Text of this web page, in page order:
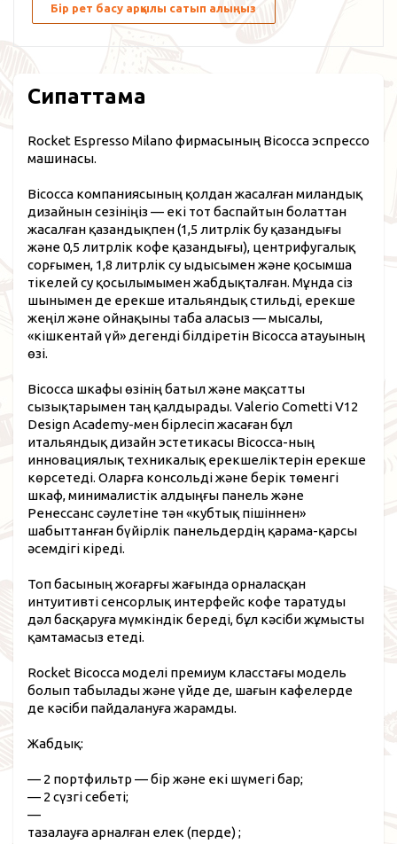
Бір рет басу арқылы сатып алыңыз
Сипаттама
Rocket Espresso Milano фирмасының Bicocca эспрессо
машинасы.
Bicocca компаниясының қолдан жасалған миландық
дизайнын сезініңіз — екі тот баспайтын болаттан
жасалған қазандықпен (1,5 литрлік бу қазандығы
және 0,5 литрлік кофе қазандығы), центрифугалық
сорғымен, 1,8 литрлік су ыдысымен және қосымша
тікелей су қосылымымен жабдықталған. Мұнда сіз
шынымен де ерекше итальяндық стильді, ерекше
жеңіл және ойнақыны таба аласыз — мысалы,
«кішкентай үй» дегенді білдіретін Bicocca атауының
өзі.
Bicocca шкафы өзінің батыл және мақсатты
сызықтарымен таң қалдырады. Valerio Cometti V12
Design Academy-мен бірлесіп жасаған бұл
итальяндық дизайн эстетикасы Bicocca-ның
инновациялық техникалық ерекшеліктерін ерекше
көрсетеді. Оларға консольді және берік төменгі
шкаф, минималистік алдыңғы панель және
Ренессанс сәулетіне тән «кубтық пішіннен»
шабыттанған бүйірлік панельдердің қарама-қарсы
әсемдігі кіреді.
Топ басының жоғарғы жағында орналасқан
интуитивті сенсорлық интерфейс кофе таратуды
дәл басқаруға мүмкіндік береді, бұл кәсіби жұмысты
қамтамасыз етеді.
Rocket Bicocca моделі премиум класстағы модель
болып табылады және үйде де, шағын кафелерде
де кәсіби пайдалануға жарамды.
Жабдық:
— 2 портфильтр — бір және екі шүмегі бар;
— 2 сүзгі себеті;
—
тазалауға арналған елек (перде) ;